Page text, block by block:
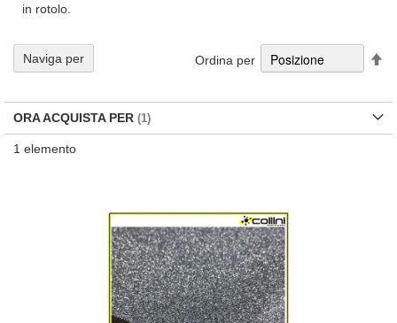
in rotolo.
1 elemento
Ordina per
Naviga per
ORA ACQUISTA PER